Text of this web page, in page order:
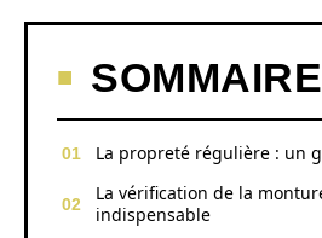
SOMMAIRE
La propreté régulière : un
La vérification de la
indispensable